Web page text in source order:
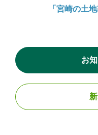
「宮崎の土
お